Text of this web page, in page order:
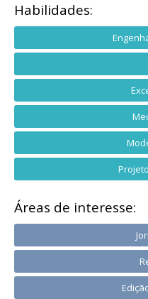
Habilidades:
Áreas de interesse: